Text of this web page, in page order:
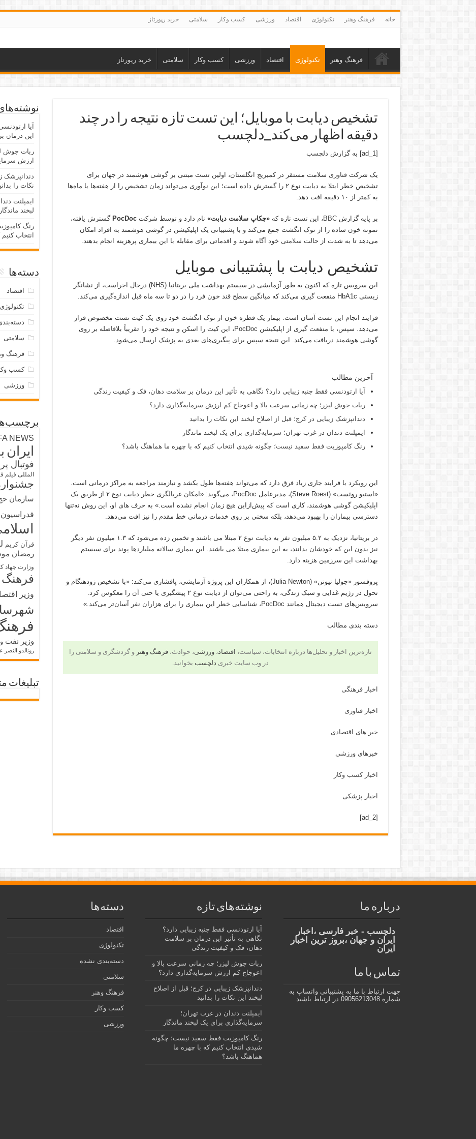
خانه فرهنگ وهنر تکنولوژی اقتصاد ورزشی کسب وکار سلامتی خرید رپورتاز
فرهنگ وهنر تکنولوژی اقتصاد ورزشی کسب وکار سلامتی خرید رپورتاز
تشخیص دیابت با موبایل؛ این تست تازه نتیجه را در چند
دقیقه اظهار می‌کند_دلچسب
[ad_1] به گزارش دلچسب
یک شرکتفناوری سلامت مستقر در کمبریج انگلستان، اولین تست مبتنی بر گوشی هوشمند در جهان برای
تشخیص خطر ابتلا به دیابت نوع ۲ را گسترش داده است؛ این نوآوری می‌تواند زمان تشخیص را از هفته‌ها یا ماه‌ها
به کمتر از ۱۰ دقیقه افت دهد.
بر پایه گزارش BBC ، این تست تازه که«چکاپ سلامت دیابت» نام دارد و توسط شرکتPocDoc گسترش یافته،
نمونه خون ساده را از نوک انگشت جمع می‌کند و با پشتیبانی یک اپلیکیشن در گوشی هوشمند به افراد امکان
می‌دهد تا به شدت از حالت سلامتی خود آگاه شوند و اقدماتی برای مقابله با این بیماری پرهزینه انجام بدهند.
تشخیص دیابت با پشتیبانی موبایل
این سرویس تازه که اکنون به طور آزمایشی در سیستم بهداشت ملی بریتانیا (NHS) درحال اجراست، از نشانگر
زیستی HbA1c منفعت گیری می‌کند که میانگین سطح قند خون فرد را در دو تا سه ماه قبل اندازه‌گیری می‌کند.
فرایند انجام این تست آسان است. بیمار یک قطره خون از نوک انگشت خود روی یک کیت تست مخصوص قرار
می‌دهد. سپس، با منفعت گیری از اپلیکیشن PocDoc، این کیت را اسکن و نتیجه خود را تقریباً بلافاصله بر روی
گوشی هوشمند دریافت می‌کند. این نتیجه سپس برای پیگیری‌های بعدی به پزشک ارسال می‌شود.
آخرین مطالب
آیا ارتودنسی فقط جنبه زیبایی دارد؟ نگاهی به تأثیر این درمان بر سلامت دهان، فک و کیفیت زندگی
ربات جوش لیزر؛ چه زمانی سرعت بالا و اعوجاج کم ارزش سرمایه‌گذاری دارد؟
دندانپزشک زیبایی در کرج؛ قبل از اصلاح لبخند این نکات را بدانید
ایمپلنت دندان در غرب تهران؛ سرمایه‌گذاری برای یک لبخند ماندگار
رنگ کامپوزیت فقط سفید نیست؛ چگونه شیدی انتخاب کنیم که با چهره ما هماهنگ باشد؟
این رویکرد با فرایند جاری زیاد فرق دارد که می‌تواند هفته‌ها طول بکشد و نیازمند مراجعه به مراکز درمانی است.
«استیو روئست» (Steve Roest)، مدیرعامل PocDoc، می‌گوید: «امکان غربالگری خطر دیابت نوع ۲ از طریق یک
اپلیکیشن گوشی هوشمند، کاری است که پیش‌ازاین هیچ زمان انجام نشده است.» به حرف های او، این روش نه‌تنها
دسترسی بیماران را بهبود می‌دهد، بلکه سختی بر روی خدمات درمانی خط مقدم را نیز افت می‌دهد.
در بریتانیا، نزدیک به ۵.۲ میلیون نفر به دیابت نوع ۲ مبتلا می باشند و تخمین زده می‌شود که ۱.۳ میلیون نفر دیگر
نیز بدون این که خودشان بدانند، به این بیماری مبتلا می باشند. این بیماری سالانه میلیاردها پوند برای سیستم
بهداشت این سرزمین هزینه دارد.
پروفسور «جولیا نیوتن» (Julia Newton)، از همکاران این پروژه آزمایشی، پافشاری می‌کند: «با تشخیص زودهنگام و
تحول در رژیم غذایی و سبک زندگی، به راحتی می‌توان از دیابت نوع ۲ پیشگیری یا حتی آن را معکوس کرد.
سرویس‌های تست دیجیتال همانند PocDoc، شناسایی خطر این بیماری را برای هزاران نفر آسان‌تر می‌کند.»
دسته بندی مطالب
تازه‌ترین اخبار و تحلیل‌ها درباره انتخابات، سیاست، اقتصاد،ورزشی، حوادث،فرهنگ وهنر و گردشگری و سلامتی را
در وب سایت خبری دلچسب بخوانید.
اخبار فرهنگی
اخبار فناوری
خبر های اقتصادی
خبرهای ورزشی
اخبار کسب وکار
اخبار پزشکی
[ad_2]
آیا
این درمان
ربات جوش
ارزش
دندانپزشک
نکات را
ایمپلنت
لبخند ماندگار
رنگ
انتخاب
دسته‌ها
اقتصاد
تکنولوژی
سلامتی
فرهنگ
کسب
ورزشی
NEWS
ایران
فوتبال
المللی فیلم
سازمان
فدراسیون
قرآن کریم
رمضان
وزارت جهاد
فرهنگ
وزیر
وزیر نفت
رونالدو النصر
تبلیغات
درباره ما
دلچسب - خبر فارسی ،اخبار
ایران و جهان ،بروز ترین اخبار
ایران
تماس با ما
جهت ارتباط با ما به پشتیبانی واتساپ به
شماره 09056213048 در ارتباط باشید
نوشته‌های تازه
آیا ارتودنسی فقط جنبه زیبایی دارد؟
نگاهی به تأثیر این درمان بر سلامت
دهان، فک و کیفیت زندگی
ربات جوش لیزر؛ چه زمانی سرعت بالا و
اعوجاج کم ارزش سرمایه‌گذاری دارد؟
دندانپزشک زیبایی در کرج؛ قبل از اصلاح
لبخند این نکات را بدانید
ایمپلنت دندان در غرب تهران؛
سرمایه‌گذاری برای یک لبخند ماندگار
رنگ کامپوزیت فقط سفید نیست؛ چگونه
شیدی انتخاب کنیم که با چهره ما
هماهنگ باشد؟
دسته‌ها
اقتصاد
تکنولوژی
دسته‌بندی نشده
سلامتی
فرهنگ وهنر
کسب وکار
ورزشی